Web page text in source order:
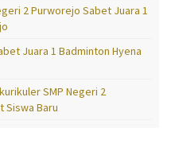
2 Purworejo Sabet Juara 1
Juara 1 Badminton Hyena
SMP Negeri 2
Siswa Baru